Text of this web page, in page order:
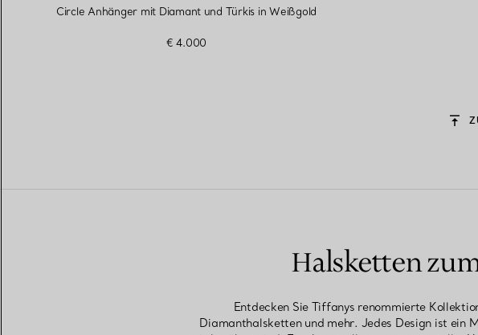
Circle Anhänger mit Diamant und Türkis in Weißgold
€ 4.000
Halsketten
Entdecken Sie Tiffanys renommierte
Diamanthalsketten und mehr. Jedes Design ist